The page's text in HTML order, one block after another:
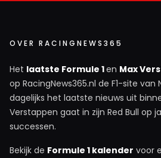
OVER RACINGNEWS365
Het laatste Formule 1en Max
op RacingNews365.nl de F1-site
dagelijks het laatste nieuws uit
Verstappen gaat in zijn Red Bull op
successen.
Bekijk de Formule 1 kalender voor